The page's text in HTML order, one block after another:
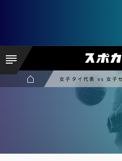
女子タイ代表 vs 女子